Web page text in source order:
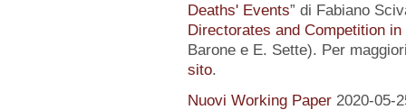
Deaths' Events” di Fabiano
Directorates and Competition in
Barone e E. Sette). Per
sito.
Nuovi Working Paper 2020-05-